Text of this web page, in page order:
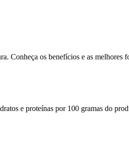
Conheça os benefícios e as melhores
e proteínas por 100 gramas do